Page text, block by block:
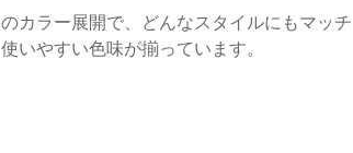
カラー展開で、どんなスタイルにもマッチ
いやすい色味が揃っています。